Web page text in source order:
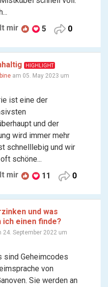
mir 5 0
HIGHLIGHT
am 05. May 2023 um
ist eine der
und der
wird immer mehr
schnelllebig und wir
schöne...
mir 11 0
und was
ich einen finde?
24. September 2022 um
sind Geheimcodes
von
Sie werden an